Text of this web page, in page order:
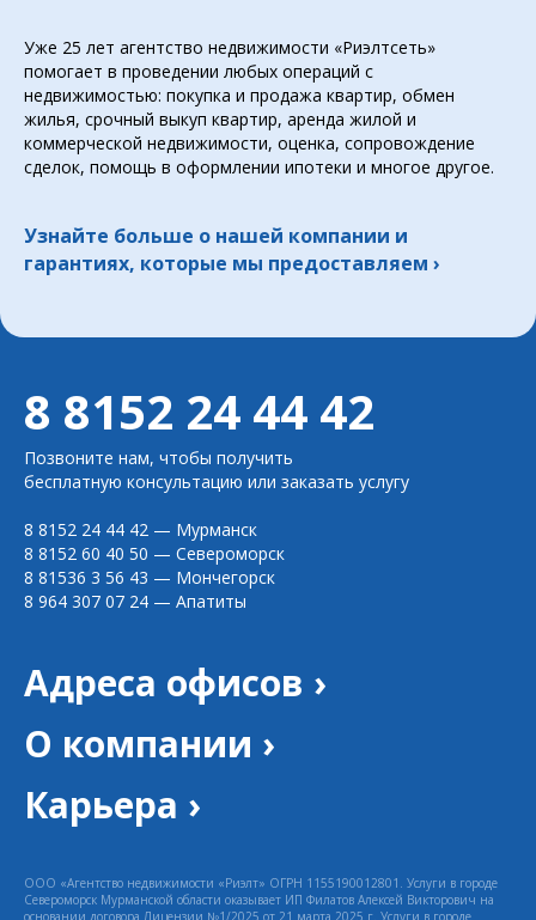
Уже 25 лет агентство недвижимости «Риэлтсеть»
помогает в проведении любых операций с
недвижимостью: покупка и продажа квартир, обмен
жилья, срочный выкуп квартир, аренда жилой и
коммерческой недвижимости, оценка, сопровождение
сделок, помощь в оформлении ипотеки и многое другое.
Узнайте больше о нашей компании и
гарантиях, которые мы предоставляем ›
8 8152 24 44 42
Позвоните нам, чтобы получить
бесплатную консультацию или заказать услугу
8 8152 24 44 42 — Мурманск
8 8152 60 40 50 — Североморск
8 81536 3 56 43 — Мончегорск
8 964 307 07 24 — Апатиты
Адреса офисов ›
О компании ›
Карьера ›
ООО «Агентство недвижимости «Риэлт» ОГРН 1155190012801. Услуги в городе
Североморск Мурманской области оказывает ИП Филатов Алексей Викторович на
основании договора Лицензии №1/2025 от 21 марта 2025 г. Услуги в городе